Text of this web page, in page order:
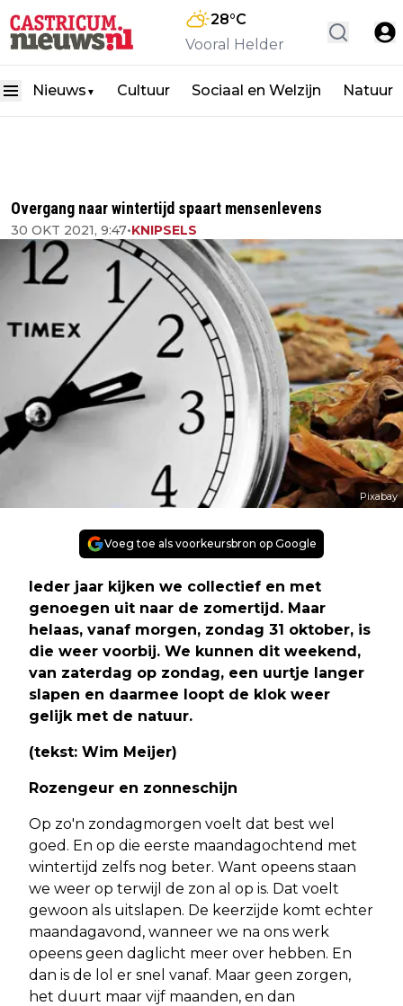
28°C
Vooral Helder
Nieuws ▼ Cultuur Sociaal en Welzijn Natuur
Overgang naar wintertijd spaart mensenlevens
30 OKT 2021, 9:47•KNIPSELS
Pixabay
Voeg toe als voorkeursbron op Google
Ieder jaar kijken we collectief en met
genoegen uit naar de zomertijd. Maar
helaas, vanaf morgen, zondag 31 oktober, is
die weer voorbij. We kunnen dit weekend,
van zaterdag op zondag, een uurtje langer
slapen en daarmee loopt de klok weer
gelijk met de natuur.
(tekst: Wim Meijer)
Rozengeur en zonneschijn
Op zo'n zondagmorgen voelt dat best wel
goed. En op die eerste maandagochtend met
wintertijd zelfs nog beter. Want opeens staan
we weer op terwijl de zon al op is. Dat voelt
gewoon als uitslapen. De keerzijde komt echter
maandagavond, wanneer we na ons werk
opeens geen daglicht meer over hebben. En
dan is de lol er snel vanaf. Maar geen zorgen,
het duurt maar vijf maanden, en dan